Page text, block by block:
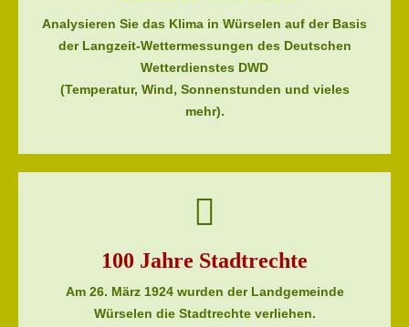
Analysieren Sie das Klima in Würselen auf der Basis
der Langzeit-Wettermessungen des Deutschen
Wetterdienstes DWD
(Temperatur, Wind, Sonnenstunden und vieles
mehr).
100 Jahre Stadtrechte
Am 26. März 1924 wurden der Landgemeinde
Würselen die Stadtrechte verliehen.